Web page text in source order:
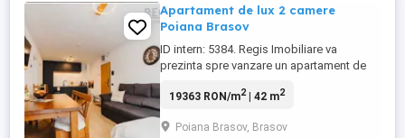
Apartament de lux 2 camere
Poiana Brasov
ID intern: 5384. Regis Imobiliare va
prezinta spre vanzare un apartament de
o locuinta permanenta sau doar un refugiu
la adresa potrivita. Inconjurat de maretia
19363 RON/m2| 42 m2
Poiana Brasov, Brasov